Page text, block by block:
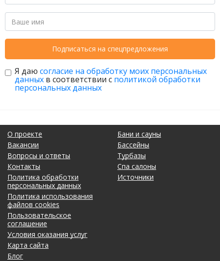
Подписаться на спецпредложения
Я даю согласие на обработку моих персональных
данных в соответствии с политикой обработки
персональных данных
О проекте
Вакансии
Вопросы и ответы
Контакты
Политика обработки
персональных данных
Политика использования
файлов cookies
Пользовательское
соглашение
Условия оказания услуг
Карта сайта
Блог
Бани и сауны
Бассейны
Турбазы
Спа салоны
Источники